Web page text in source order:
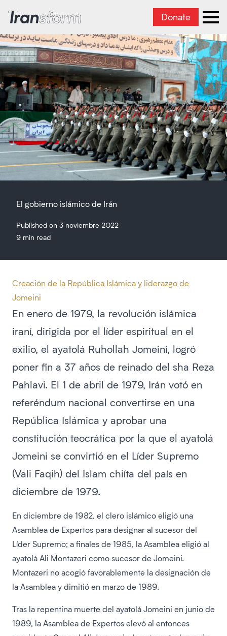
Transform Iran Donate
El gobierno islámico de Irán
Published on 3 noviembre 2022
9 min read
Creación de la República Islámica y liderazgo de
Jomeini
En enero de 1979, la revolución islámica
iraní, dirigida por el líder espiritual en el
exilio, el ayatolá Ruhollah Jomeini, logró
poner fin a 37 años de reinado del sha Reza
Pahlavi. El 1 de abril de 1979, Irán votó en
referéndum nacional convertirse en una
República Islámica y aprobar una
constitución teocrática por la que el ayatolá
Jomeini se convirtió en el Líder Supremo
(Vali Faqih) del Islam chiíta del país en
diciembre de 1979.
En diciembre de 1982, el clero islámico eligió una
Asamblea de Expertos para designar al sucesor del
Líder Supremo; a finales de 1985, la Asamblea eligió al
ayatolá Ali Montazeri como sucesor de Jomeini.
Montazeri no acogió favorablemente la designación de
la Asamblea y dimitió en marzo de 1989.
Tras la repentina muerte del ayatolá Jomeini en junio de
1989, la Asamblea de Expertos elevó al entonces